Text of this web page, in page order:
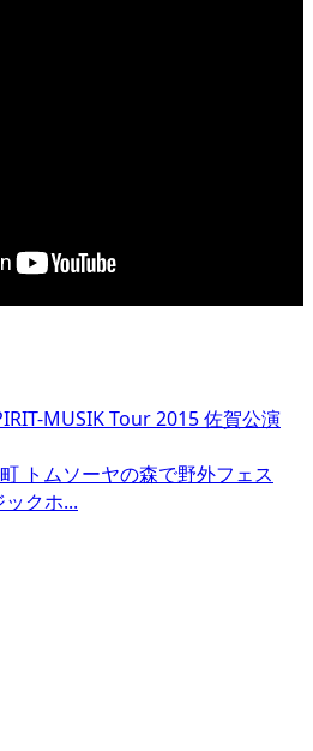
MUSIK Tour 2015 佐賀公演
トムソーヤの森で野外フェス
ックホ...